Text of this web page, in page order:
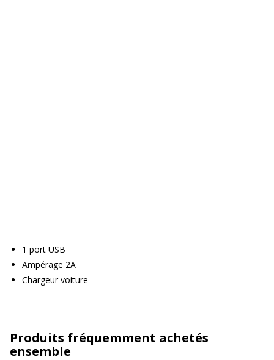
1 port USB
Ampérage 2A
Chargeur voiture
Produits fréquemment achetés
ensemble